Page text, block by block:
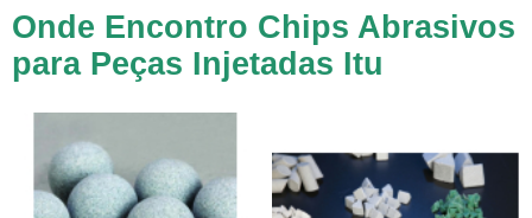
Onde Encontro Chips Abrasivos
para Peças Injetadas Itu